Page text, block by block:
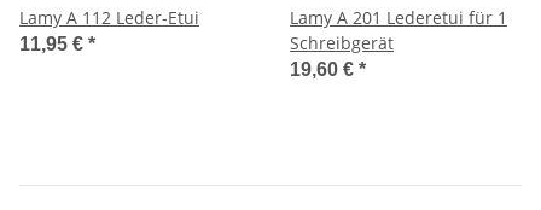
Lamy A 112 Leder-Etui
11,95 € *
Lamy A 201 Lederetui für 1
Schreibgerät
19,60 € *